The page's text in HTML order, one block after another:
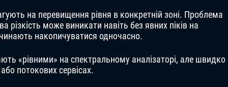
на перевищення рівня в конкретній зоні. Проблема
може виникати навіть без явних піків на
накопичуватися одночасно.
«рівними» на спектральному аналізаторі, але швидко
потокових сервісах.